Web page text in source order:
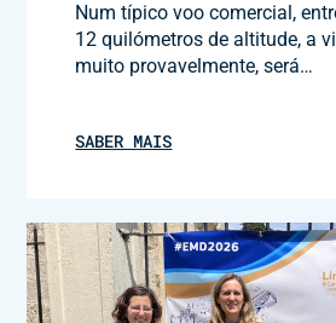
Num típico voo comercial,
12 quilómetros de altitude, a
muito provavelmente, será…
SABER MAIS